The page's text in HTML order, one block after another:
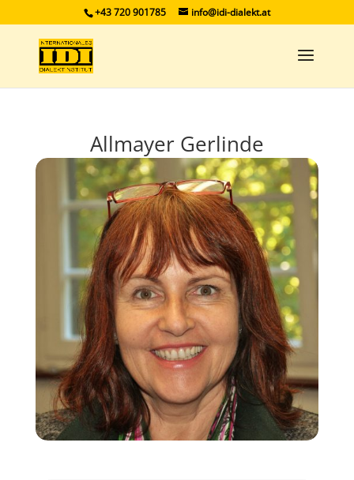
+43 720 901785 info@idi-dialekt.at
Allmayer Gerlinde